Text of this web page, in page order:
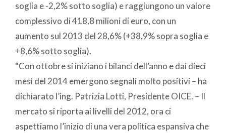
soglia e -2,2% sotto soglia) e raggiungono un valore
complessivo di 418,8 milioni di euro, con un
aumento sul 2013 del 28,6% (+38,9% sopra soglia e
+8,6% sotto soglia).
“Con ottobre si iniziano i bilanci dell’anno e dai dieci
mesi del 2014 emergono segnali molto positivi – ha
dichiarato l’ing. Patrizia Lotti, Presidente OICE. – Il
mercato si riporta ai livelli del 2012, ora ci
aspettiamo l’inizio di una vera politica espansiva che